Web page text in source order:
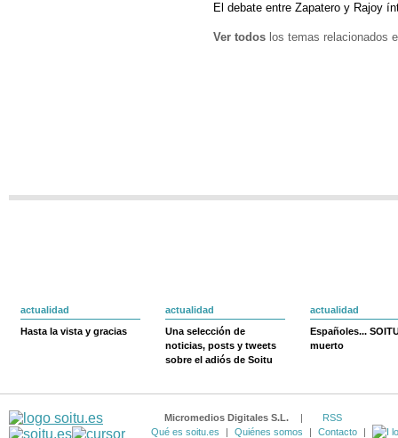
El debate entre Zapatero y Rajoy
Ver todos los temas relacionados
actualidad
Hasta la vista y gracias
actualidad
Una selección de
noticias, posts y tweets
sobre el adiós de Soitu
actualidad
Españoles...
muerto
Micromedios Digitales S.L. |
RSS
Qué es soitu.es
| Quiénes somos | Contacto |